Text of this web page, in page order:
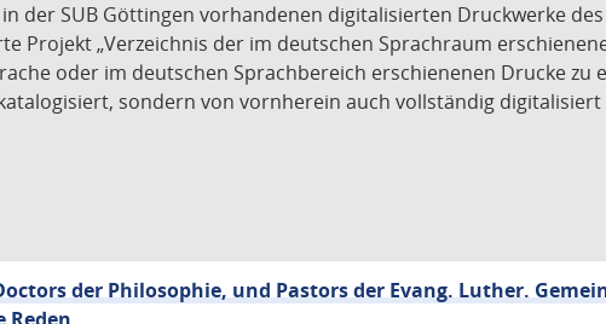
der SUB Göttingen vorhandenen digitalisierten Druckwerke
Projekt „Verzeichnis der im deutschen Sprachraum
oder im deutschen Sprachbereich erschienenen Drucke zu
sondern von vornherein auch vollständig
der Philosophie, und Pastors der Evang. Luther.